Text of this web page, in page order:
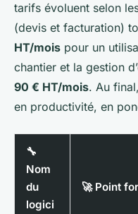
tarifs évoluent selon
(devis et facturation)
HT/mois pour un
chantier et la gestion
90 € HT/mois. Au
en productivité, en
🔧
Nom
du
logici
🚀 Point